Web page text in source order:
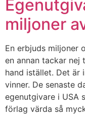
miljoner
En erbjuds miljoner
en annan tackar
hand istället. Det är
vinner. De senaste
egenutgivare i USA
förlag värda så